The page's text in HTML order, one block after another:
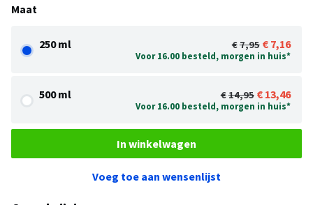
Maat
250 ml 7,95 7,16
Voor 16.00 besteld, morgen in huis*
500 ml 14,95 13,46
Voor 16.00 besteld, morgen in huis*
In winkelwagen
Voeg toe aan wensenlijst